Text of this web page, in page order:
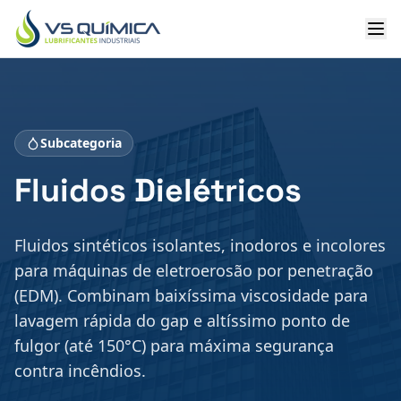
Ir para o conteúdo principal
Subcategoria
Fluidos Dielétricos
Fluidos sintéticos isolantes, inodoros e incolores
para máquinas de eletroerosão por penetração
(EDM). Combinam baixíssima viscosidade para
lavagem rápida do gap e altíssimo ponto de
fulgor (até 150°C) para máxima segurança
contra incêndios.